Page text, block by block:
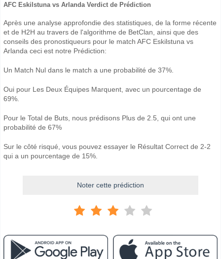
AFC Eskilstuna vs Arlanda Verdict de Prédiction
Après une analyse approfondie des statistiques, de la forme récente
et de H2H au travers de l'algorithme de BetClan, ainsi que des
conseils des pronostiqueurs pour le match AFC Eskilstuna vs
Arlanda ceci est notre Prédiction:
Un Match Nul dans le match a une probabilité de 37%.
Oui pour Les Deux Équipes Marquent, avec un pourcentage de
69%.
Pour le Total de Buts, nous prédisons Plus de 2.5, qui ont une
probabilité de 67%
Sur le côté risqué, vous pouvez essayer le Résultat Correct de 2-2
qui a un pourcentage de 15%.
Noter cette prédiction